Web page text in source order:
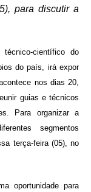
para discutir a
científico do
do país, irá expor
nos dias 20,
guias e técnicos
Para organizar a
segmentos
terça-feira (05), no
oportunidade para